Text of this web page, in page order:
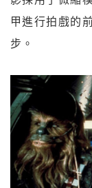
甲進行拍戲的
步。